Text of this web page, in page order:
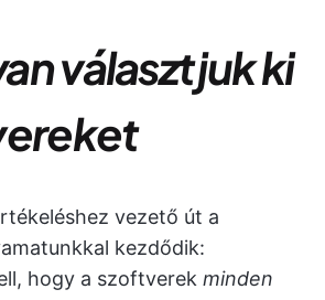
választjuk ki
vezető út a
kezdődik:
hogy a szoftverek minden